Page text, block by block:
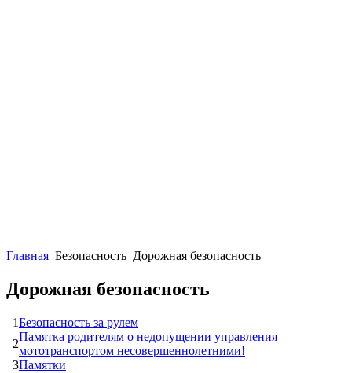
Главная Безопасность Дорожная безопасность
Дорожная безопасность
1Безопасность за рулем
2
Памятка родителям о недопущении управления
мототранспортом несовершеннолетними!
3Памятки